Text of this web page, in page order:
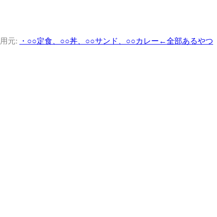
元: ・○○定食、○○丼、○○サンド、○○カレー←全部あるやつ